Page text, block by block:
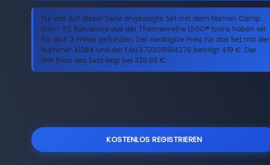
Für das auf dieser Seite angezeigte Set mit dem Namen Camp
Nou – FC Barcelona aus der Themenreihe LEGO® Icons haben wir
für dich 2 Preise gefunden. Der niedrigste Preis für das Set mit der
Nummer 10284 und der EAN 5702016914276 beträgt 419 €. Der
UVP Preis des Sets liegt bei 329,99 €.
KOSTENLOS REGISTRIEREN